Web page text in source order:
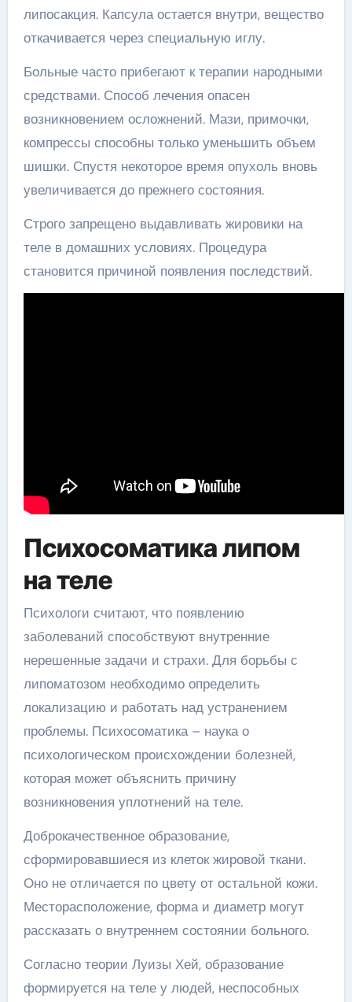
липосакция. Капсула остается внутри, вещество
откачивается через специальную иглу.
Больные часто прибегают к терапии народными
средствами. Способ лечения опасен
возникновением осложнений. Мази, примочки,
компрессы способны только уменьшить объем
шишки. Спустя некоторое время опухоль вновь
увеличивается до прежнего состояния.
Строго запрещено выдавливать жировики на
теле в домашних условиях. Процедура
становится причиной появления последствий.
Психосоматика липом
на теле
Психологи считают, что появлению
заболеваний способствуют внутренние
нерешенные задачи и страхи. Для борьбы с
липоматозом необходимо определить
локализацию и работать над устранением
проблемы. Психосоматика – наука о
психологическом происхождении болезней,
которая может объяснить причину
возникновения уплотнений на теле.
Доброкачественное образование,
сформировавшиеся из клеток жировой ткани.
Оно не отличается по цвету от остальной кожи.
Месторасположение, форма и диаметр могут
рассказать о внутреннем состоянии больного.
Согласно теории Луизы Хей, образование
формируется на теле у людей, неспособных